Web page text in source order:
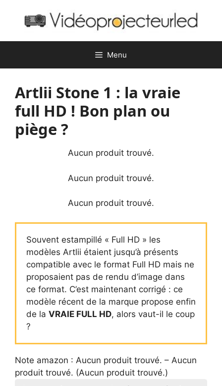
contenu
Menu
Artlii Stone 1 : la vraie
full HD ! Bon plan ou
piège ?
Aucun produit trouvé.
Aucun produit trouvé.
Aucun produit trouvé.
Souvent estampillé « Full HD » les
modèles Artlii étaient jusqu’à présents
compatible avec le format Full HD mais ne
proposaient pas de rendu d’image dans
ce format. C’est maintenant corrigé : ce
modèle récent de la marque propose enfin
de la VRAIE FULL HD, alors vaut-il le coup
?
Note amazon : Aucun produit trouvé. – Aucun
produit trouvé. (Aucun produit trouvé.)